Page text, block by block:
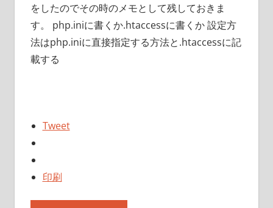
をしたのでその時のメモとして残しておきま
す。 php.iniに書くか.htaccessに書くか 設定方
法はphp.iniに直接指定する方法と.htaccessに記
載する
Tweet
印刷